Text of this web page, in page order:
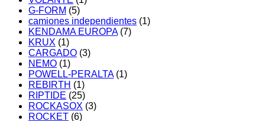
G-FORM (5)
camiones independientes (1)
KENDAMA EUROPA (7)
KRUX (1)
CARGADO (3)
NEMO (1)
POWELL-PERALTA (1)
REBIRTH (1)
RIPTIDE (25)
ROCKASOX (3)
ROCKET (6)